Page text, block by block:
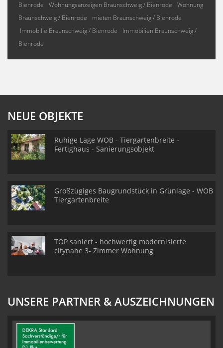
Bienrode
Wohnungsanzeigen Braunschweig / Bienrode
Wohnung
Braunschweig / Bienrode
mieten Braunschweig / Bienrode
Immobilie Braunschweig / Bienrode
Immobilien Braunschweig /
Bienrode
NEUE OBJEKTE
Ruhige Lage WOB - Tiergartenbreite -
Fertighaus - Sanierungsobjekt
Großzügiges Baugrundstück in Grünlage - WOB
Tiergartenbreite
TOP saniert - hochwertig modernisierte
citynahe 3- Zimmer Wohnung
UNSERE PARTNER & AUSZEICHNUNGEN